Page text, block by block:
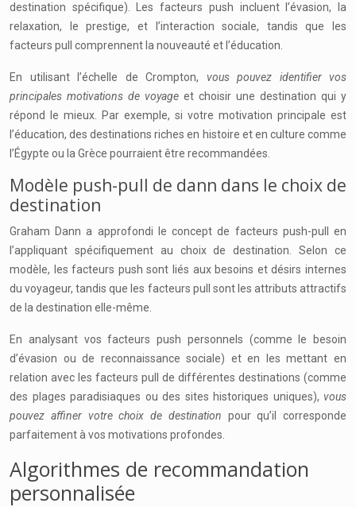
destination spécifique). Les facteurs push incluent l’évasion, la
relaxation, le prestige, et l’interaction sociale, tandis que les
facteurs pull comprennent la nouveauté et l’éducation.
En utilisant l’échelle de Crompton, vous pouvez identifier vos
principales motivations de voyage et choisir une destination qui y
répond le mieux. Par exemple, si votre motivation principale est
l’éducation, des destinations riches en histoire et en culture comme
l’Égypte ou la Grèce pourraient être recommandées.
Modèle push-pull de dann dans le choix de
destination
Graham Dann a approfondi le concept de facteurs push-pull en
l’appliquant spécifiquement au choix de destination. Selon ce
modèle, les facteurs push sont liés aux besoins et désirs internes
du voyageur, tandis que les facteurs pull sont les attributs attractifs
de la destination elle-même.
En analysant vos facteurs push personnels (comme le besoin
d’évasion ou de reconnaissance sociale) et en les mettant en
relation avec les facteurs pull de différentes destinations (comme
des plages paradisiaques ou des sites historiques uniques), vous
pouvez affiner votre choix de destination pour qu’il corresponde
parfaitement à vos motivations profondes.
Algorithmes de recommandation
personnalisée